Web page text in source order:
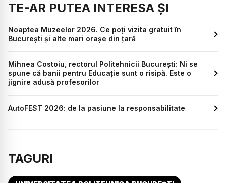
TE-AR PUTEA INTERESA ȘI
Noaptea Muzeelor 2026. Ce poți vizita gratuit în
București și alte mari orașe din țară
Mihnea Costoiu, rectorul Politehnicii București: Ni se
spune că banii pentru Educație sunt o risipă. Este o
jignire adusă profesorilor
AutoFEST 2026: de la pasiune la responsabilitate
TAGURI